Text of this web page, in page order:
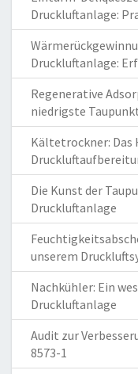
Druckluftanlage:
Druckluftanlage:
Regenerative
niedrigste
Kältetrockner: Das
Die Kunst der
Druckluftanlage
unserem
Nachkühler: Ein
Druckluftanlage
Audit zur
8573-1